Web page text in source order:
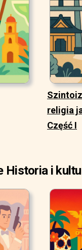
religia
Część I
Historia i